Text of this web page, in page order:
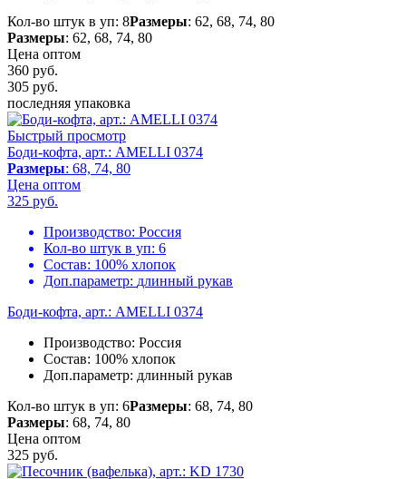
Кол-во штук в уп: 8Размеры: 62, 68, 74, 80
Размеры: 62, 68, 74, 80
Цена оптом
360 руб.
305 руб.
последняя упаковка
Быстрый просмотр
Боди-кофта, арт.: AMELLI 0374
Размеры: 68, 74, 80
Цена оптом
325 руб.
Производство: Россия
Кол-во штук в уп: 6
Состав: 100% хлопок
Доп.параметр: длинный рукав
Боди-кофта, арт.: AMELLI 0374
Производство: Россия
Состав: 100% хлопок
Доп.параметр: длинный рукав
Кол-во штук в уп: 6Размеры: 68, 74, 80
Размеры: 68, 74, 80
Цена оптом
325 руб.